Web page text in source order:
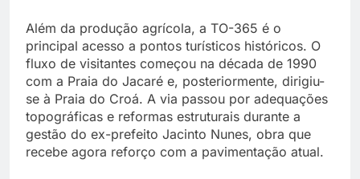
Além da produção agrícola, a TO-365 é o
principal acesso a pontos turísticos históricos. O
fluxo de visitantes começou na década de 1990
com a Praia do Jacaré e, posteriormente, dirigiu-
se à Praia do Croá. A via passou por adequações
topográficas e reformas estruturais durante a
gestão do ex-prefeito Jacinto Nunes, obra que
recebe agora reforço com a pavimentação atual.